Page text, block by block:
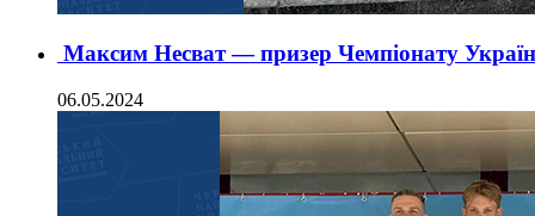
Максим Несват — призер Чемпіонату
06.05.2024